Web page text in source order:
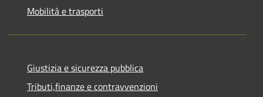
Mobilità e trasporti
Giustizia e sicurezza pubblica
Tributi,finanze e contravvenzioni